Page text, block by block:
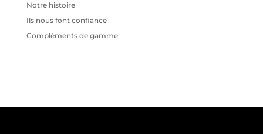
Notre histoire
Ils nous font confiance
Compléments de gamme